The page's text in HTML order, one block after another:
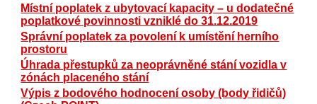
Místní poplatek z ubytovací kapacity – u dodatečné
poplatkové povinnosti vzniklé do 31.12.2019
Správní poplatek za povolení k umístění herního
prostoru
Úhrada přestupků za neoprávněné stání vozidla v
zónách placeného stání
Výpis z bodového hodnocení osoby (body řidičů)